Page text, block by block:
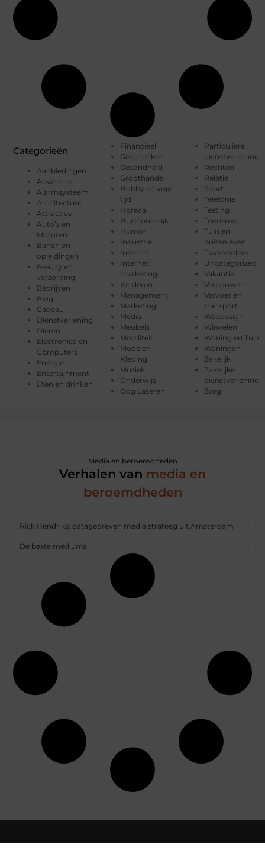
Categorieën
Aanbiedingen
Adverteren
Alarmsysteem
Architectuur
Attracties
Auto’s en
Motoren
Banen en
opleidingen
Beauty en
verzorging
Bedrijven
Blog
Cadeau
Dienstverlening
Dieren
Electronica en
Computers
Energie
Entertainment
Eten en drinken
Financieel
Geschenken
Gezondheid
Groothandel
Hobby en vrije
tijd
Horeca
Huishoudelijk
Humor
Industrie
Internet
Internet
marketing
Kinderen
Management
Marketing
Media
Meubels
Mobiliteit
Mode en
Kleding
Muziek
Onderwijs
Oog Laseren
Particuliere
dienstverlening
Rechten
Relatie
Sport
Telefonie
Testing
Toerisme
Tuin en
buitenleven
Tweewielers
Uncategorized
Vakantie
Verbouwen
Vervoer en
transport
Webdesign
Winkelen
Woning en Tuin
Woningen
Zakelijk
Zakelijke
dienstverlening
Zorg
Media en beroemdheden
Verhalen van media en
beroemdheden
Rick Hendriks: datagedreven media strateeg uit Amsterdam
De beste mediums